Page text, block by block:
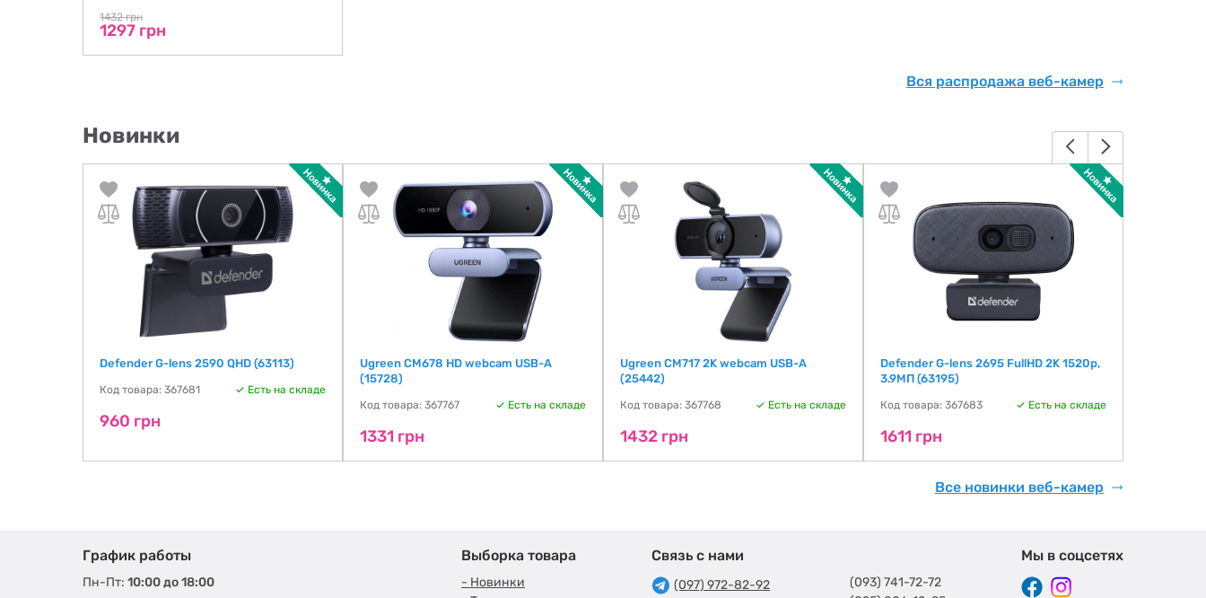
1432 грн
1297 грн
Вся распродажа веб-камер
Новинки
Defender G-lens 2590 QHD (63113)
Код товара: 367681 Есть на складе
960 грн
Ugreen CM678 HD webcam USB-A
(15728)
Код товара: 367767 Есть на складе
1331 грн
Ugreen CM717 2K webcam USB-A
(25442)
Код товара: 367768 Есть на складе
1432 грн
Defender G-lens 2695 FullHD 2K 1520p,
3.9МП (63195)
Код товара: 367683 Есть на складе
1611 грн
Все новинки веб-камер
График работы
Пн-Пт: 10:00 до 18:00
Выборка товара
- Новинки
Связь с нами
(097) 972-82-92
(093) 741-72-72
Мы в соцсетях